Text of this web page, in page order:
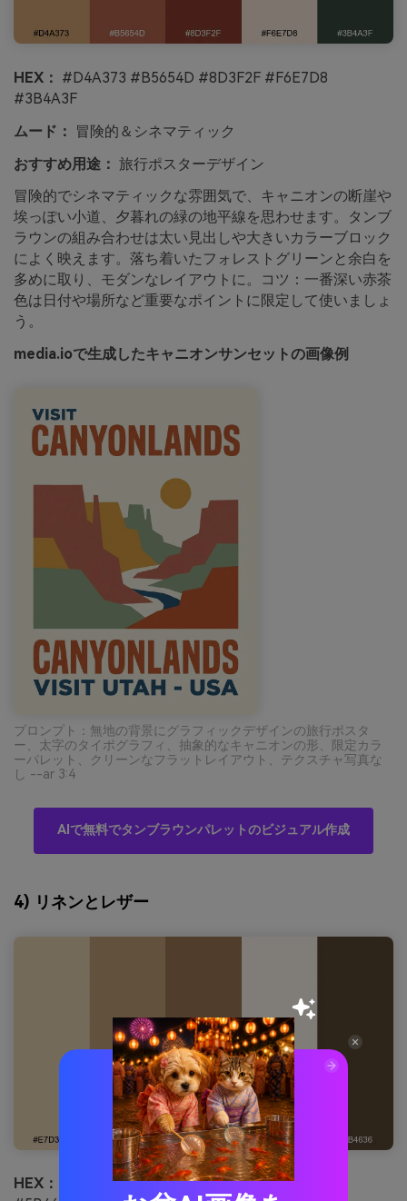
HEX： #D4A373 #B5654D #8D3F2F #F6E7D8
#3B4A3F
ムード：
冒険的＆シネマティック
おすすめ用途： 旅行ポスターデザイン
冒険的でシネマティックな雰囲気で、キャニオンの断崖や
埃っぽい小道、夕暮れの緑の地平線を思わせます。タンブ
ラウンの組み合わせは太い見出しや大きいカラーブロック
によく映えます。落ち着いたフォレストグリーンと余白を
多めに取り、モダンなレイアウトに。コツ：一番深い赤茶
色は日付や場所など重要なポイントに限定して使いましょ
う。
media.ioで生成したキャニオンサンセットの画像例
プロンプト：無地の背景にグラフィックデザインの旅行ポスタ
ー、太字のタイポグラフィ、抽象的なキャニオンの形、限定カラ
ーパレット、クリーンなフラットレイアウト、テクスチャ写真な
し --ar 3:4
AIで無料でタンブラウンパレットのビジュアル作成
4) リネンとレザー
HEX：
#E7D3B3 #C2A07A #A07A55 #FFF7ED